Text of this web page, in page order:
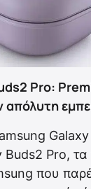
Pro:
απόλυτη
Galaxy
Buds2 Pro,
που